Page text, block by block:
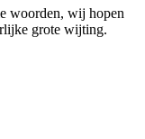
woorden, wij hopen
grote wijting.